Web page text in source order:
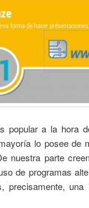
a la hora
lo posee de
nuestra parte
de programas
precisamente,